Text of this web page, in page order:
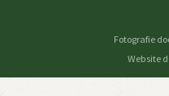
Fotografie
Website